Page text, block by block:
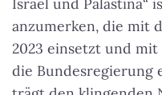
Israel und Palästina“
anzumerken, die mit
2023 einsetzt und
die Bundesregierung